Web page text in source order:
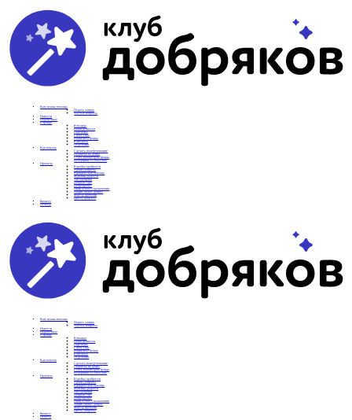
Вам нужна помощь
Подать заявку
Частые вопросы
Новости
Подопечные
О фонде
Команда
Наши ценности
Партнеры
СМИ о нас
Реквизиты фонда
Контакты
Отделения
Как помочь
Сделать пожертвование
Подписка на добро
Стать волонтером фонда
Вечеринки со смыслом
Проекты
Коробка храбрости
Уроки Доброты
Юридическая помощь
Мамины радости
Автодобряки
Добрый торт
Добропробег
Няни особого назначения
Акция «Букет добра»
Фактор времени
Цветы доброты
Бизнесу
Отчеты
Вам нужна помощь
Подать заявку
Частые вопросы
Новости
Подопечные
О фонде
Команда
Наши ценности
Партнеры
СМИ о нас
Реквизиты фонда
Контакты
Отделения
Как помочь
Сделать пожертвование
Подписка на добро
Стать волонтером фонда
Вечеринки со смыслом
Проекты
Коробка храбрости
Уроки Доброты
Юридическая помощь
Мамины радости
Автодобряки
Добрый торт
Добропробег
Няни особого назначения
Акция «Букет добра»
Фактор времени
Цветы доброты
Бизнесу
Отчеты